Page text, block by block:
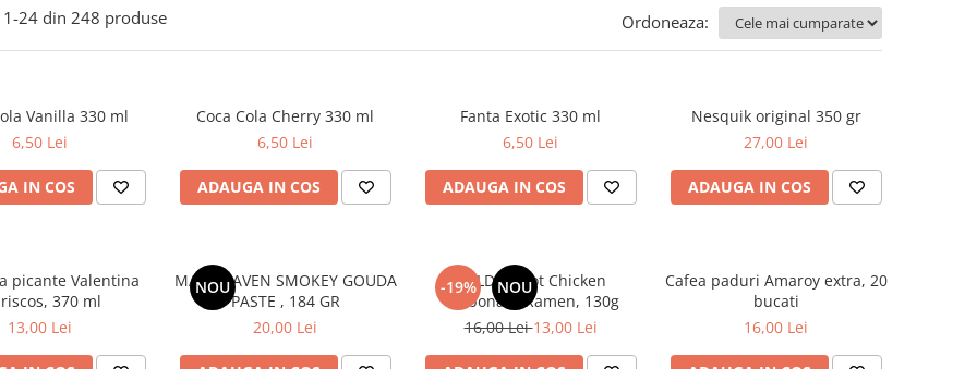
1-24 din 248 produse Ordoneaza:
Vanilla 330 ml
6,50 Lei
IN COS
Coca Cola Cherry 330 ml
6,50 Lei
ADAUGA IN COS
Fanta Exotic 330 ml
6,50 Lei
ADAUGA IN COS
Nesquik original 350 gr
27,00 Lei
ADAUGA IN COS
picante Valentina
370 ml
13,00 Lei
NOU
MAC HEAVEN SMOKEY GOUDA
PASTE , 184 GR
20,00 Lei
-19% NOU
BULDAK Hot Chicken
Carbonara Ramen, 130g
16,00 Lei13,00 Lei
Cafea paduri Amaroy extra, 20
bucati
16,00 Lei